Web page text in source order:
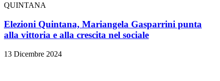
QUINTANA
Elezioni Quintana, Mariangela Gasparrini punta
alla vittoria e alla crescita nel sociale
13 Dicembre 2024